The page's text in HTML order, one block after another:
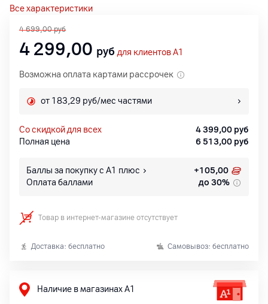
Все характеристики
4 699,00 руб
4 299,00 руб для клиентов A1
Возможна оплата картами рассрочек
от 183,29 руб/мес частями
со скидкой для всех 4 399,00 руб
Полная цена
6 513,00 руб
Баллы за покупку с А1 плюс +105,00
Оплата баллами
до 30%
Товар в интернет-магазине отсутствует
Доставка: бесплатно Самовывоз: бесплатно
Наличие в магазинах А1